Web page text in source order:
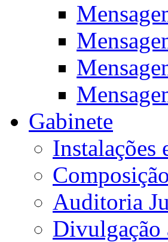
Gabinete
Instalações
Composição
Auditoria
Divulgação